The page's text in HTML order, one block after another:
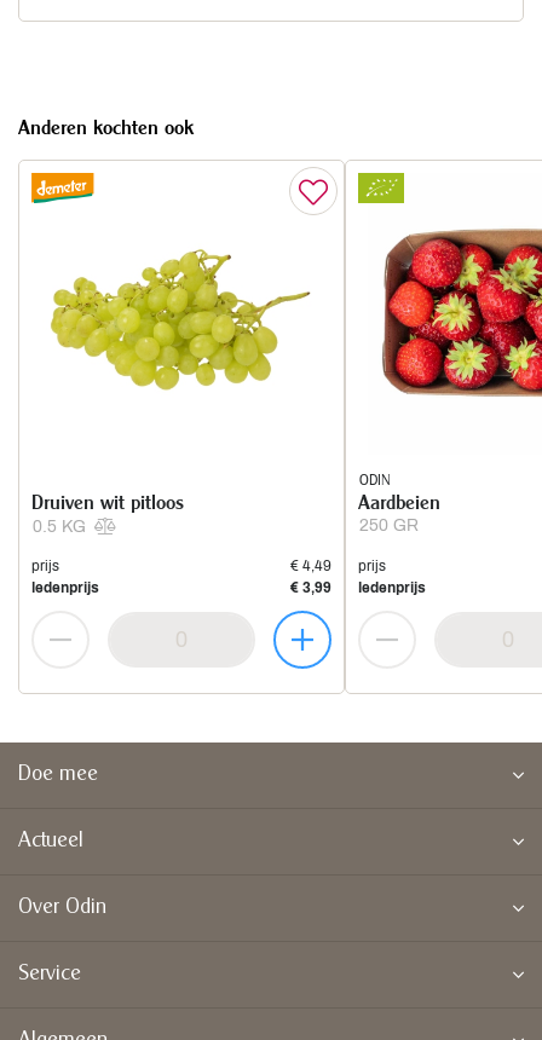
Anderen kochten ook
0.5 KG
Druiven wit pitloos
prijs
€ 4,49
ledenprijs
€ 3,99
ODIN
250 GR
Aardbeien
prijs
ledenprijs
Doe mee
Actueel
Over Odin
Service